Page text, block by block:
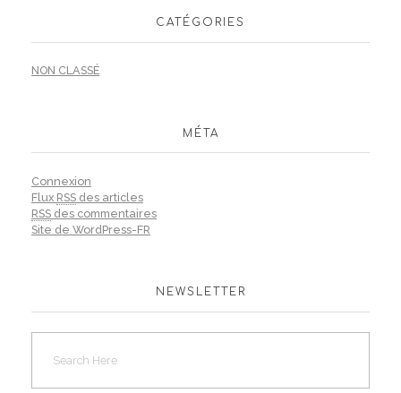
CATÉGORIES
NON CLASSÉ
MÉTA
Connexion
Flux RSS des articles
RSS des commentaires
Site de WordPress-FR
NEWSLETTER